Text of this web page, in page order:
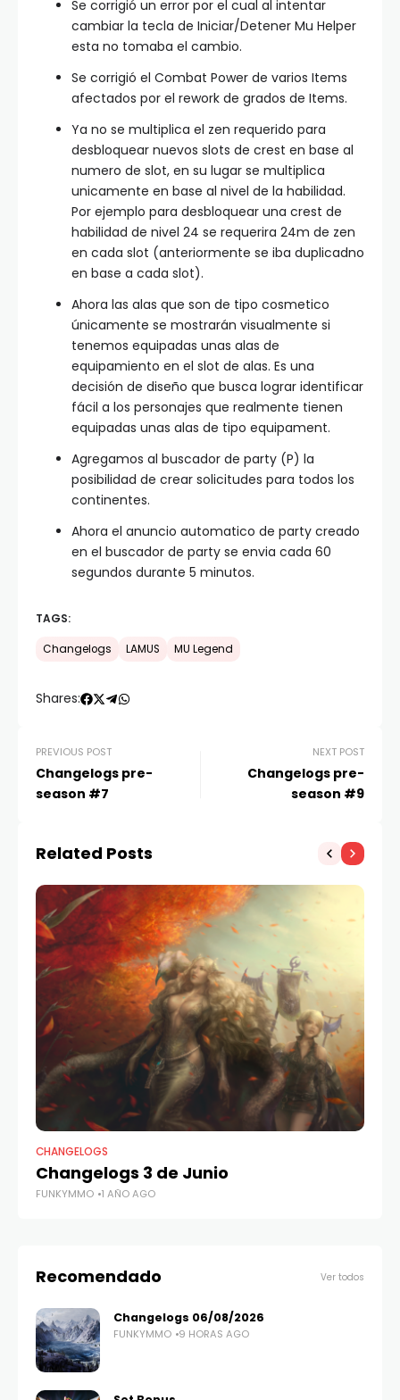
Se corrigió un error por el cual al intentar
cambiar la tecla de Iniciar/Detener Mu Helper
esta no tomaba el cambio.
Se corrigió el Combat Power de varios Items
afectados por el rework de grados de Items.
Ya no se multiplica el zen requerido para
desbloquear nuevos slots de crest en base al
numero de slot, en su lugar se multiplica
unicamente en base al nivel de la habilidad.
Por ejemplo para desbloquear una crest de
habilidad de nivel 24 se requerira 24m de zen
en cada slot (anteriormente se iba duplicadno
en base a cada slot).
Ahora las alas que son de tipo cosmetico
únicamente se mostrarán visualmente si
tenemos equipadas unas alas de
equipamiento en el slot de alas. Es una
decisión de diseño que busca lograr identificar
fácil a los personajes que realmente tienen
equipadas unas alas de tipo equipament.
Agregamos al buscador de party (P) la
posibilidad de crear solicitudes para todos los
continentes.
Ahora el anuncio automatico de party creado
en el buscador de party se envia cada 60
segundos durante 5 minutos.
TAGS:
Changelogs LAMUS MU Legend
Shares:
PREVIOUS POST
Changelogs pre-
season #7
NEXT POST
Changelogs pre-
season #9
Related Posts
CHANGELOGS
Changelogs 3 de Junio
FUNKYMMO 1 AÑO AGO
Recomendado Ver todos
Changelogs 06/08/2026
FUNKYMMO 9 HORAS AGO